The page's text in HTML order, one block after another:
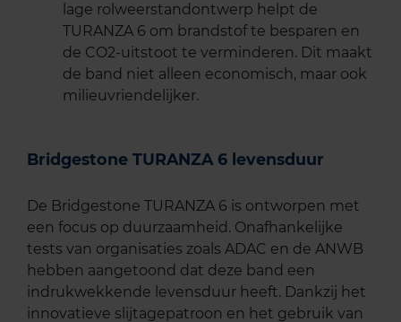
lage rolweerstandontwerp helpt de
TURANZA 6 om brandstof te besparen en
de CO2-uitstoot te verminderen. Dit maakt
de band niet alleen economisch, maar ook
milieuvriendelijker.
Bridgestone TURANZA 6 levensduur
De Bridgestone TURANZA 6 is ontworpen met
een focus op duurzaamheid. Onafhankelijke
tests van organisaties zoals ADAC en de ANWB
hebben aangetoond dat deze band een
indrukwekkende levensduur heeft. Dankzij het
innovatieve slijtagepatroon en het gebruik van